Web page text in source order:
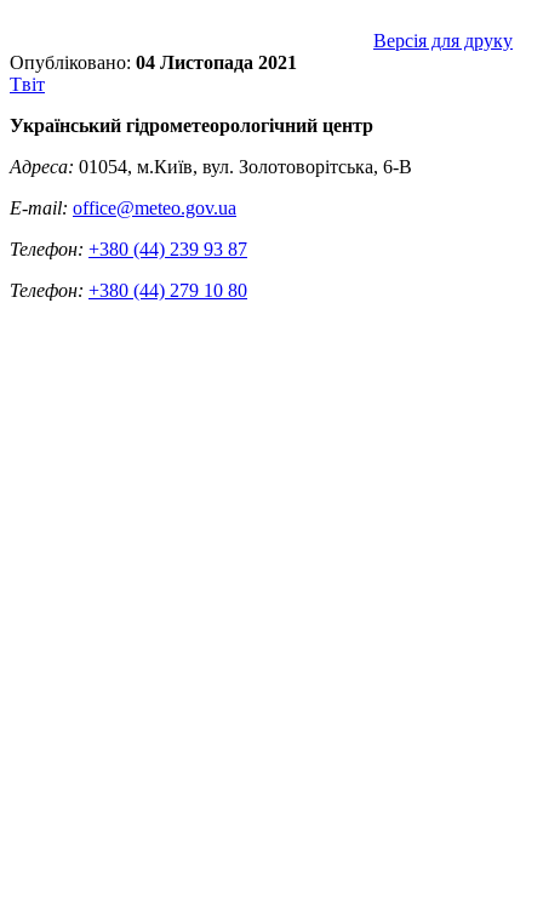
Версія для друку
Опубліковано: 04 Листопада 2021
Tвіт
Український гідрометеорологічний центр
Адреса: 01054, м.Київ, вул. Золотоворітська, 6-В
E-mail: office@meteo.gov.ua
Телефон: +380 (44) 239 93 87
Телефон: +380 (44) 279 10 80